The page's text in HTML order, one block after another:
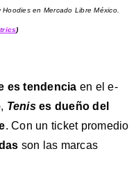
en Mercado Libre México.
)
es tendencia en el e-
Tenises dueño del
. Con un ticket promedio
son las marcas